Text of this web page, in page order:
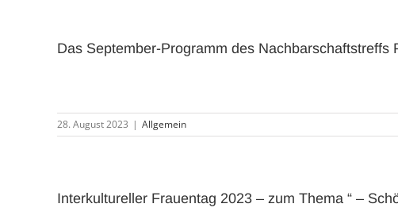
Das September-Programm des Nachbarschaftstreffs
28. August 2023 | Allgemein
Interkultureller Frauentag 2023 – zum Thema “ –